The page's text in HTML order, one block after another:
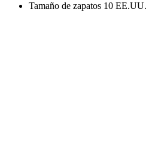
Tamaño de zapatos 10 EE.UU.